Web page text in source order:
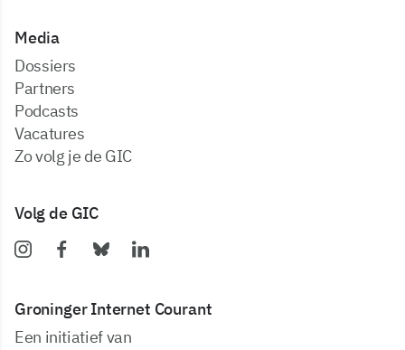
Media
dossiers
partners
podcasts
vacatures
zo volg je de GIC
Volg de GIC
Groninger Internet Courant
Een initiatief van